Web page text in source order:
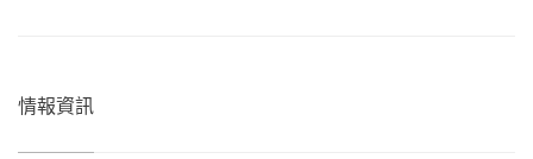
情報資訊